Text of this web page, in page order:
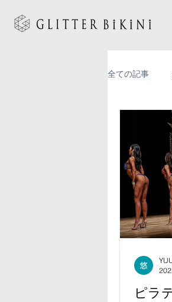
全ての記事
ピラ